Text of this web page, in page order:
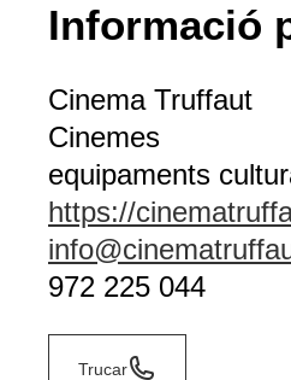
Informació
Cinema Truffaut
Cinemes
equipaments
https://
972 225 044
Trucar